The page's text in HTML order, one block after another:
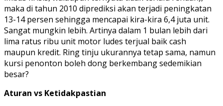
maka di tahun 2010 diprediksi akan terjadi peningkatan
13-14 persen sehingga mencapai kira-kira 6,4 juta unit.
Sangat mungkin lebih. Artinya dalam 1 bulan lebih dari
lima ratus ribu unit motor ludes terjual baik cash
maupun kredit. Ring tinju ukurannya tetap sama, namun
kursi penonton boleh dong berkembang sedemikian
besar?
Aturan vs Ketidakpastian